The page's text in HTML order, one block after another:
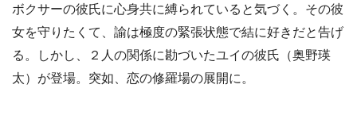
ボクサーの彼氏に心身共に縛られていると気づく。その彼
女を守りたくて、諭は極度の緊張状態で結に好きだと告げ
る。しかし、２人の関係に勘づいたユイの彼氏（奥野瑛
太）が登場。突如、恋の修羅場の展開に。